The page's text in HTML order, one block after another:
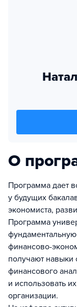
О
Программа дает
у будущих
экономиста,
Программа
фундаментальную
финансово-
получают навыки
финансового
и использовать
организации.